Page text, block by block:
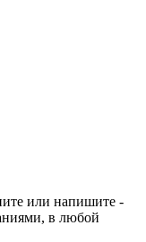
или напишите -
в любой